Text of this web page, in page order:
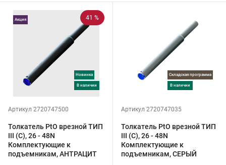
41 %
Новинка
в наличии
Акция
Артикул 2720747500
Толкатель PtO врезной ТИП
III (C), 26 - 48N
Комплектующие к
подъемникам, АНТРАЦИТ
Складская программа
в наличии
Артикул 2720747035
Толкатель PtO врезной ТИП
III (C), 26 - 48N
Комплектующие к
подъемникам, СЕРЫЙ